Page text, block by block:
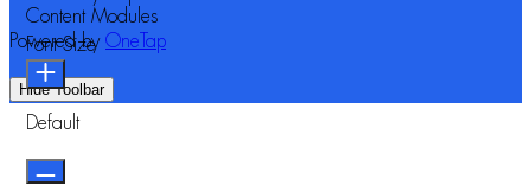
Powered by OneTap
Hide Toolbar
Content Modules
Font Size
Default